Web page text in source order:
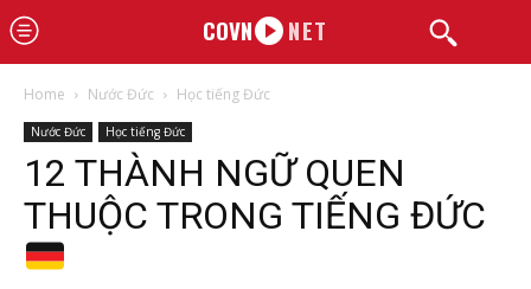
COVN NET
Home Nước Đức Học tiếng Đức
Nước Đức Học tiếng Đức
12 THÀNH NGỮ QUEN
THUỘC TRONG TIẾNG ĐỨC